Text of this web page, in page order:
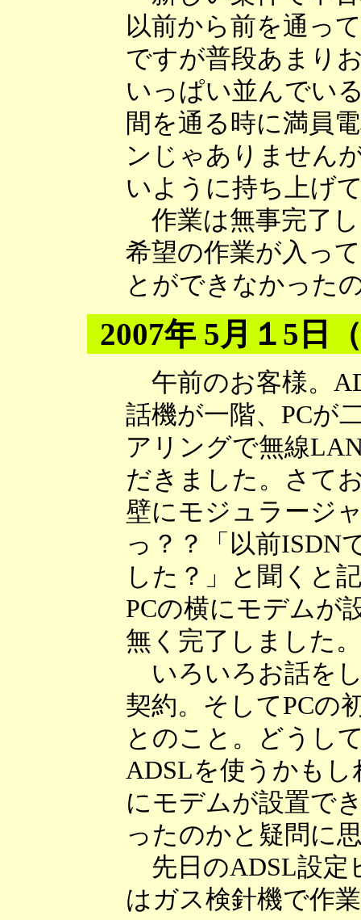
以前から前を通っ
ですが普段あまり
いっぱい並んでい
間を通る時に満員
ンじゃありません
いように持ち上げ
作業は無事完了
希望の作業が入っ
とができなかった
2007年 5月１5日
午前のお客様。
話機が一階、PCが
アリングで無線
だきました。さて
壁にモジュラージ
っ？？「以前ISDN
した？」と聞くと
PCの横にモデムが
無く完了しました
いろいろお話を
契約。そしてPCの
とのこと。どうし
ADSLを使うかも
にモデムが設置で
ったのかと疑問に
先日のADSL設定
はガス検針機で作